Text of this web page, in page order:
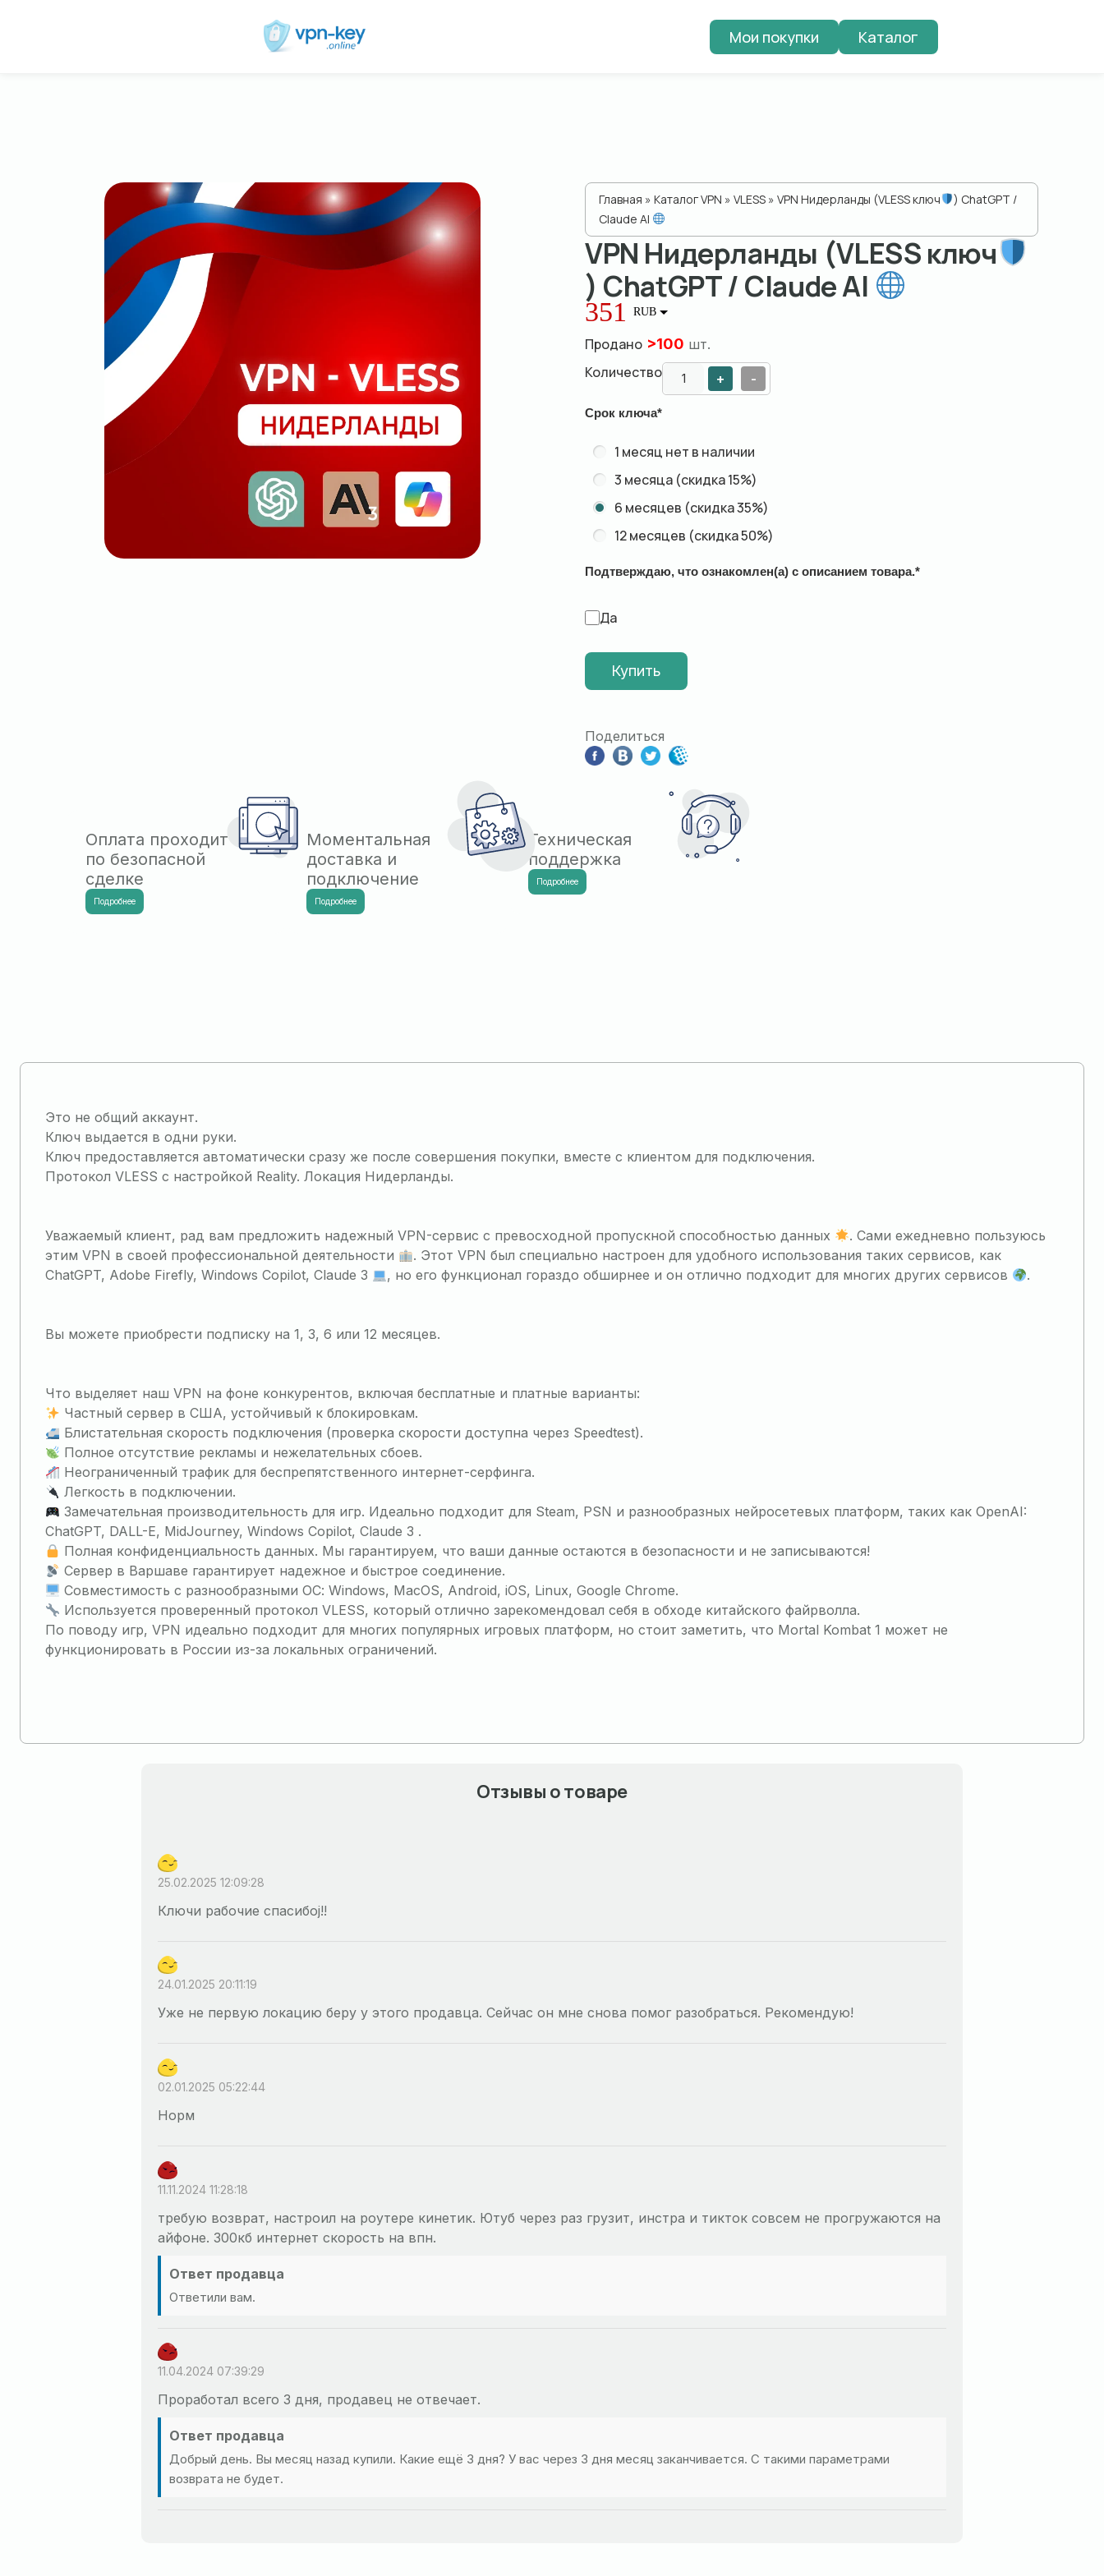
Мои покупки Каталог
Главная » Каталог VPN » VLESS » VPN Нидерланды (VLESS ключ
) ChatGPT /
Claude AI
VPN Нидерланды (VLESS ключ
) ChatGPT / Claude AI
351 RUB
Продано >100 шт.
Количество + -
Срок ключа*
1 месяц нет в наличии
3 месяца (скидка 15%)
6 месяцев (скидка 35%)
12 месяцев (скидка 50%)
Подтверждаю, что ознакомлен(а) с описанием товара.*
Да
Купить
Поделиться
Оплата проходит
по безопасной
сделке
Подробнее
Моментальная
доставка и
подключение
Подробнее
Техническая
поддержка
Подробнее
Это не общий аккаунт.
Ключ выдается в одни руки.
Ключ предоставляется автоматически сразу же после совершения покупки, вместе с клиентом для подключения.
Протокол VLESS c настройкой Reality. Локация Нидерланды.
Уважаемый клиент, рад вам предложить надежный VPN-сервис с превосходной пропускной способностью данных
. Сами ежедневно пользуюсь
этим VPN в своей профессиональной деятельности
. Этот VPN был специально настроен для удобного использования таких сервисов, как
ChatGPT, Adobe Firefly, Windows Copilot, Claude 3
, но его функционал гораздо обширнее и он отлично подходит для многих других сервисов .
Вы можете приобрести подписку на 1, 3, 6 или 12 месяцев.
Что выделяет наш VPN на фоне конкурентов, включая бесплатные и платные варианты:
Частный сервер в США, устойчивый к блокировкам.
Блистательная скорость подключения (проверка скорости доступна через Speedtest).
Полное отсутствие рекламы и нежелательных сбоев.
Неограниченный трафик для беспрепятственного интернет-серфинга.
Легкость в подключении.
Замечательная производительность для игр. Идеально подходит для Steam, PSN и разнообразных нейросетевых платформ, таких как OpenAI:
ChatGPT, DALL-E, MidJourney, Windows Copilot, Claude 3 .
Полная конфиденциальность данных. Мы гарантируем, что ваши данные остаются в безопасности и не записываются!
Сервер в Варшаве гарантирует надежное и быстрое соединение.
Совместимость с разнообразными ОС: Windows, MacOS, Android, iOS, Linux, Google Chrome.
Используется проверенный протокол VLESS, который отлично зарекомендовал себя в обходе китайского файрволла.
По поводу игр, VPN идеально подходит для многих популярных игровых платформ, но стоит заметить, что Mortal Kombat 1 может не
функционировать в России из-за локальных ограничений.
Отзывы о товаре
25.02.2025 12:09:28
Ключи рабочие спасибоj!!
24.01.2025 20:11:19
Уже не первую локацию беру у этого продавца. Сейчас он мне снова помог разобраться. Рекомендую!
02.01.2025 05:22:44
Норм
11.11.2024 11:28:18
требую возврат, настроил на роутере кинетик. Ютуб через раз грузит, инстра и тикток совсем не прогружаются на
айфоне. 300кб интернет скорость на впн.
Ответ продавца
Ответили вам.
11.04.2024 07:39:29
Проработал всего 3 дня, продавец не отвечает.
Ответ продавца
Добрый день. Вы месяц назад купили. Какие ещё 3 дня? У вас через 3 дня месяц заканчивается. С такими параметрами
возврата не будет.